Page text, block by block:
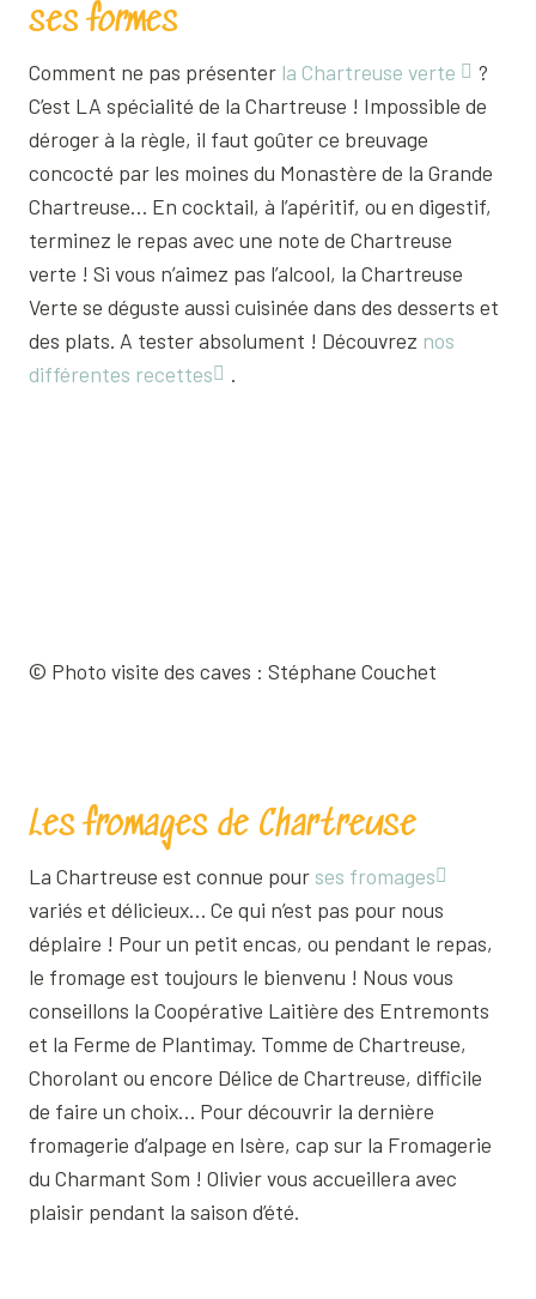
ses formes
Comment ne pas présenter la Chartreuse verte
?
C’est LA spécialité de la Chartreuse ! Impossible de
déroger à la règle, il faut goûter ce breuvage
concocté par les moines du Monastère de la Grande
Chartreuse… En cocktail, à l’apéritif, ou en digestif,
terminez le repas avec une note de Chartreuse
verte ! Si vous n’aimez pas l’alcool, la Chartreuse
Verte se déguste aussi cuisinée dans des desserts et
des plats. A tester absolument ! Découvrez nos
différentes recettes
.
© Photo visite des caves : Stéphane Couchet
Les fromages de Chartreuse
La Chartreuse est connue pour ses fromages
variés et délicieux… Ce qui n’est pas pour nous
déplaire ! Pour un petit encas, ou pendant le repas,
le fromage est toujours le bienvenu ! Nous vous
conseillons la Coopérative Laitière des Entremonts
et la Ferme de Plantimay. Tomme de Chartreuse,
Chorolant ou encore Délice de Chartreuse, difficile
de faire un choix… Pour découvrir la dernière
fromagerie d’alpage en Isère, cap sur la Fromagerie
du Charmant Som ! Olivier vous accueillera avec
plaisir pendant la saison d’été.